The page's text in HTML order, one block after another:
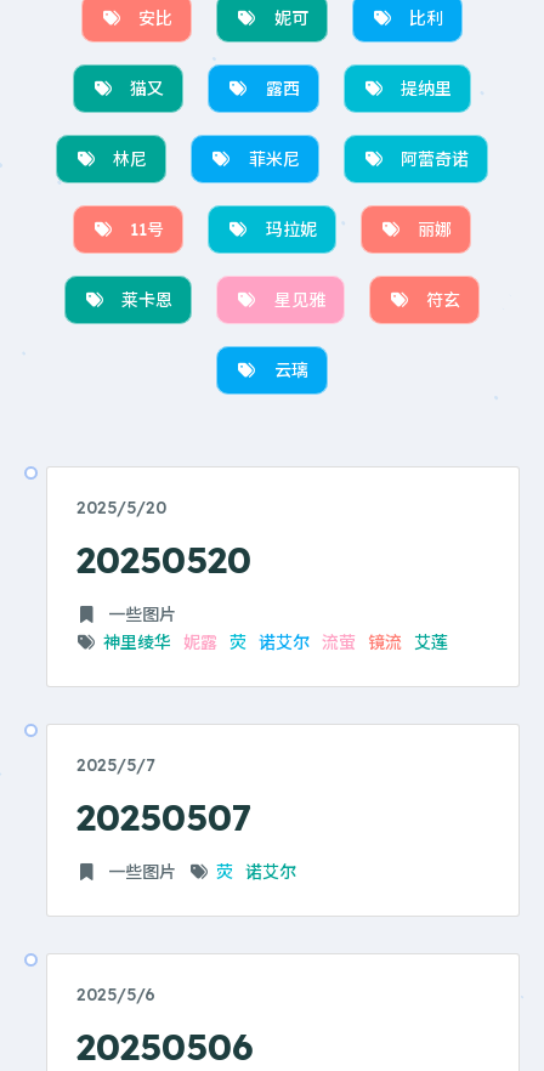
安比 妮可 比利
猫又 露西 提纳里
林尼 菲米尼 阿蕾奇诺
11号 玛拉妮 丽娜
莱卡恩 星见雅 符玄
云璃
2025/5/20
20250520
一些图片
神里绫华
妮露 荧 诺艾尔 流萤 镜流 艾莲
2025/5/7
20250507
一些图片 荧 诺艾尔
2025/5/6
20250506